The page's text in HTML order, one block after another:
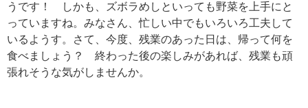
うです！ しかも、ズボラめしといっても野菜を上手にと
っていますね。みなさん、忙しい中でもいろいろ工夫して
いるようす。さて、今度、残業のあった日は、帰って何を
食べましょう？ 終わった後の楽しみがあれば、残業も頑
張れそうな気がしませんか。